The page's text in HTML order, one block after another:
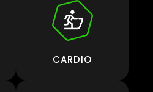
CARDIO